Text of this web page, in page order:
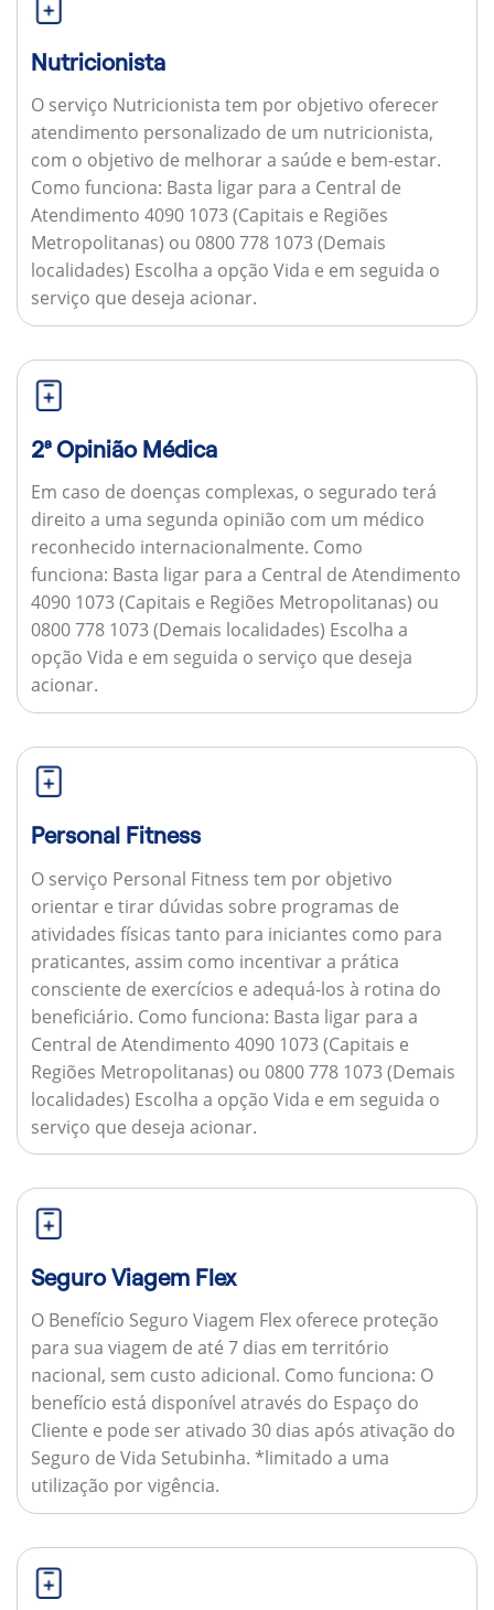
Nutricionista
O serviço Nutricionista tem por objetivo oferecer
atendimento personalizado de um nutricionista,
com o objetivo de melhorar a saúde e bem-estar.
Como funciona: Basta ligar para a Central de
Atendimento 4090 1073 (Capitais e Regiões
Metropolitanas) ou 0800 778 1073 (Demais
localidades) Escolha a opção Vida e em seguida o
serviço que deseja acionar.
2ª Opinião Médica
Em caso de doenças complexas, o segurado terá
direito a uma segunda opinião com um médico
reconhecido internacionalmente. Como
funciona: Basta ligar para a Central de Atendimento
4090 1073 (Capitais e Regiões Metropolitanas) ou
0800 778 1073 (Demais localidades) Escolha a
opção Vida e em seguida o serviço que deseja
acionar.
Personal Fitness
O serviço Personal Fitness tem por objetivo
orientar e tirar dúvidas sobre programas de
atividades físicas tanto para iniciantes como para
praticantes, assim como incentivar a prática
consciente de exercícios e adequá-los à rotina do
beneficiário. Como funciona: Basta ligar para a
Central de Atendimento 4090 1073 (Capitais e
Regiões Metropolitanas) ou 0800 778 1073 (Demais
localidades) Escolha a opção Vida e em seguida o
serviço que deseja acionar.
Seguro Viagem Flex
O Benefício Seguro Viagem Flex oferece proteção
para sua viagem de até 7 dias em território
nacional, sem custo adicional. Como funciona: O
benefício está disponível através do Espaço do
Cliente e pode ser ativado 30 dias após ativação do
Seguro de Vida Setubinha. *limitado a uma
utilização por vigência.